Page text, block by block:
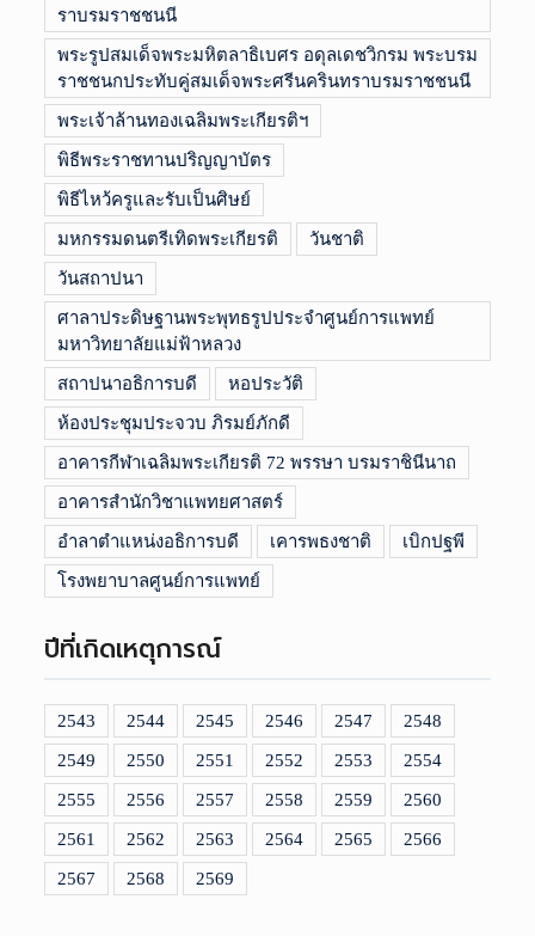
ราบรมราชชนนี
พระรูปสมเด็จพระมหิตลาธิเบศร อดุลเดชวิกรม พระบรม
ราชชนกประทับคู่สมเด็จพระศรีนครินทราบรมราชชนนี
พระเจ้าล้านทองเฉลิมพระเกียรติฯ
พิธีพระราชทานปริญญาบัตร
พิธีไหว้ครูและรับเป็นศิษย์
มหกรรมดนตรีเทิดพระเกียรติ วันชาติ
วันสถาปนา
ศาลาประดิษฐานพระพุทธรูปประจำศูนย์การแพทย์
มหาวิทยาลัยแม่ฟ้าหลวง
สถาปนาอธิการบดี หอประวัติ
ห้องประชุมประจวบ ภิรมย์ภักดี
อาคารกีฬาเฉลิมพระเกียรติ 72 พรรษา บรมราชินีนาถ
อาคารสำนักวิชาแพทยศาสตร์
อำลาตำแหน่งอธิการบดี เคารพธงชาติ เบิกปฐพี
โรงพยาบาลศูนย์การแพทย์
ปีที่เกิดเหตุการณ์
2543 2544 2545 2546 2547 2548
2549 2550 2551 2552 2553 2554
2555 2556 2557 2558 2559 2560
2561 2562 2563 2564 2565 2566
2567 2568 2569